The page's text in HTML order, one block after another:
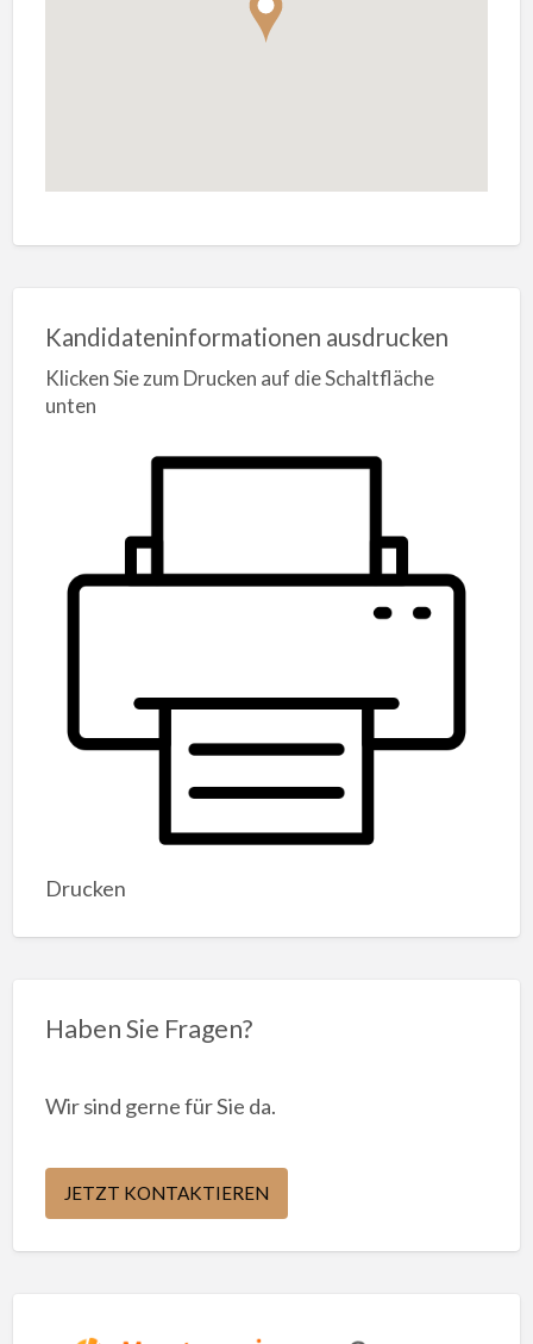
Kandidateninformationen ausdrucken
Klicken Sie zum Drucken auf die Schaltfläche
unten
Drucken
Haben Sie Fragen?
Wir sind gerne für Sie da.
JETZT KONTAKTIEREN